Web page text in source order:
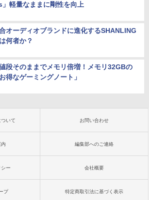
」軽量なままに剛性を向上
オーディオブランドに進化するSHANLING
何者か？
段そのままでメモリ倍増！メモリ32GBの
お得なゲーミングノート」
いて お問い合わせ
編集部へのご連絡
ー 会社概要
プ 特定商取引法に基づく表示